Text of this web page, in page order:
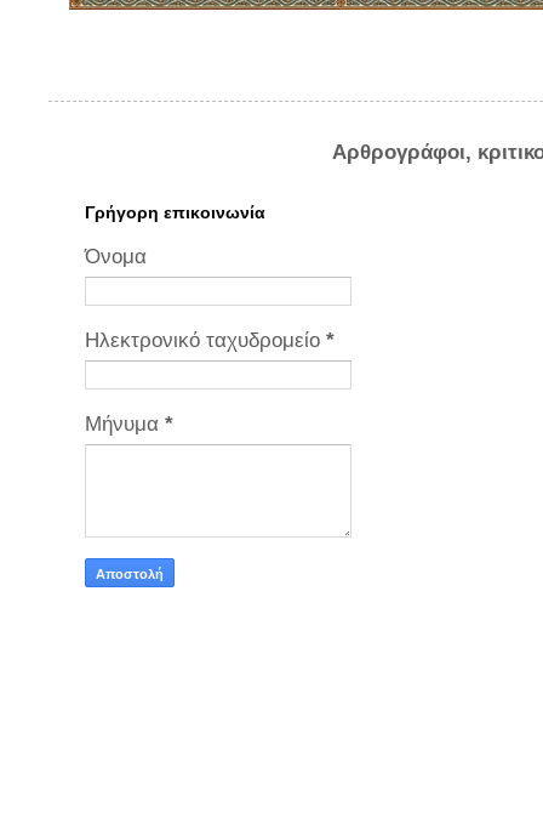
Αρθρογράφοι,
Γρήγορη επικοινωνία
Όνομα
Ηλεκτρονικό ταχυδρομείο *
Μήνυμα *